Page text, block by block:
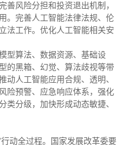
善风险分担和投资退出机制，
。完善人工智能法律法规、伦
法工作。优化人工智能相关安
型算法、数据资源、基础设
的黑箱、幻觉、算法歧视等带
动人工智能应用合规、透明、
险预警、应急响应体系，强化
类分级，加快形成动态敏捷、
动全过程。国家发展改革委要